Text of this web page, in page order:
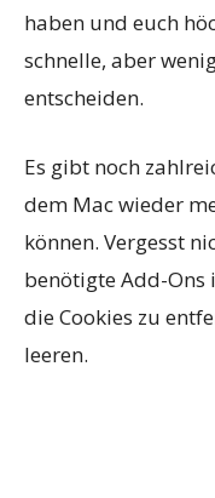
haben und euch
schnelle, aber
entscheiden.
Es gibt noch
dem Mac wieder
können. Vergesst
benötigte Add-Ons
die Cookies zu
leeren.